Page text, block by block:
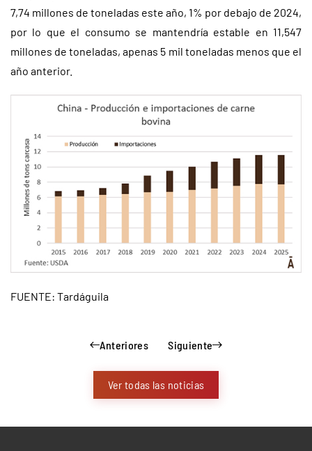
7,74 millones de toneladas este año, 1% por debajo de 2024,
por lo que el consumo se mantendría estable en 11,547
millones de toneladas, apenas 5 mil toneladas menos que el
año anterior.
FUENTE: Tardáguila
Anteriores Siguiente
Ver todas las noticias